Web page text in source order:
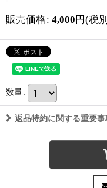
販売価格: 4,000 円(税
数量:
返品特約に関する重要事